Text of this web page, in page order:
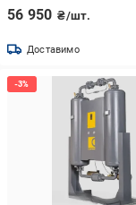
56 950 ₴/шт.
Доставимо